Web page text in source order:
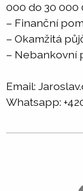
000 do 30 000
– Finanční
– Okamžitá
– Nebankovní
Email:
Whatsapp: